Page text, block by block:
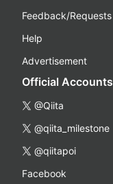
Feedback/Requests
Help
Advertisement
Official Accounts
@Qiita
@qiita_milestone
@qiitapoi
Facebook